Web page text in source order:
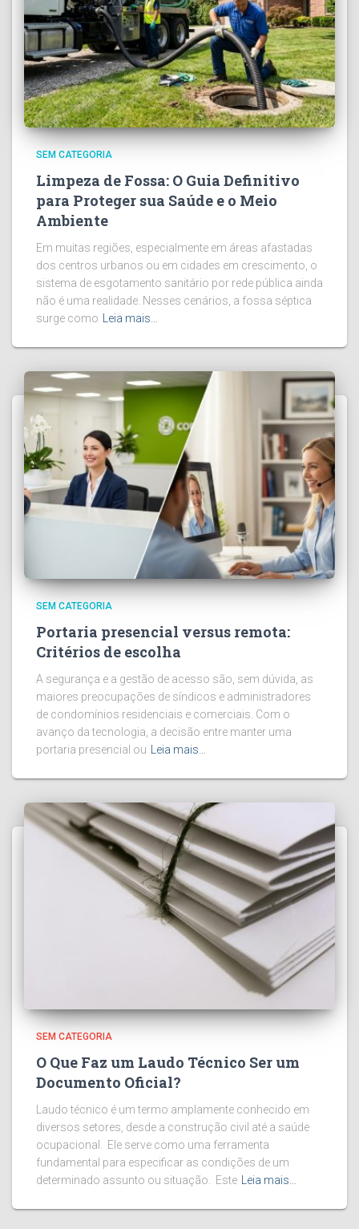
SEM CATEGORIA
Limpeza de Fossa: O Guia Definitivo
para Proteger sua Saúde e o Meio
Ambiente
Em muitas regiões, especialmente em áreas afastadas
dos centros urbanos ou em cidades em crescimento, o
sistema de esgotamento sanitário por rede pública ainda
não é uma realidade. Nesses cenários, a fossa séptica
surge como
Leia mais…
SEM CATEGORIA
Portaria presencial versus remota:
Critérios de escolha
A segurança e a gestão de acesso são, sem dúvida, as
maiores preocupações de síndicos e administradores
de condomínios residenciais e comerciais. Com o
avanço da tecnologia, a decisão entre manter uma
portaria presencial ou
Leia mais…
SEM CATEGORIA
O Que Faz um Laudo Técnico Ser um
Documento Oficial?
Laudo técnico é um termo amplamente conhecido em
diversos setores, desde a construção civil até a saúde
ocupacional. Ele serve como uma ferramenta
fundamental para especificar as condições de um
determinado assunto ou situação. Este Leia mais…